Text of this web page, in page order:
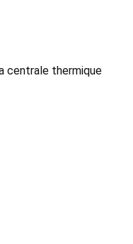
centrale thermique